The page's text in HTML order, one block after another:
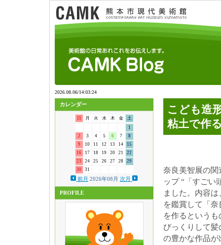
カレンダー
日 月 火 水 木 金
土
1
2
3 4 5 6 7
8
9
10 11 12 13 14
15
16
17 18 19 20 21
22
23
24 25 26 27 28
29
30
31
前月 2026年08月 次月
PROFILE
こども造
粘土で作
奈良美智展の
ップ “「すごい
ました。内容
を鑑賞して「
を作るというも
びっくりして
の豊かな作品